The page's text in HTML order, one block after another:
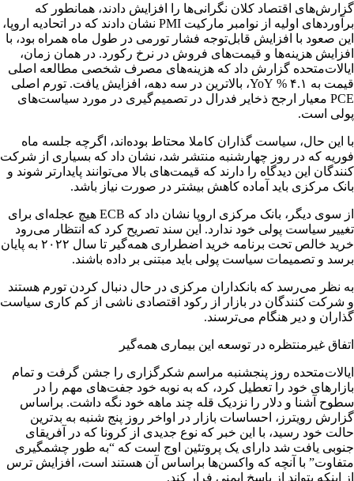
​​​​​​​​گزارش‌های اقتصاد کلان نگرانی‌ها را افزایش دادند، همانطور که
برآوردهای اولیه از نوامبر مارکیت PMI نشان دادند که در اتحادیه اروپا،
این صعود با افزایش قابل‌توجه فشار تورمی در طول ماه همراه بود، با
افزایش هزینه‌ها و قیمت‌های فروش در نرخ رکورد. ​در همان زمان،
ایالات‌متحده گزارش داد که هزینه‌های مصرف شخصی مطالعه اصلی
قیمت به ۴.۱ % YoY، بالاترین در سه دهه، افزایش یافت. ​تورم اصلی
PCE معیار ارجح ذخایر فدرال در تصمیم‌گیری در مورد سیاست‌های
پولی است. ​
با این حال، سیاست گذاران کاملا محتاط بوده‌اند، اگرچه جلسه ماه
فوریه که در روز چهارشنبه منتشر شد، نشان داد که بسیاری از شرکت
کنندگان این دیدگاه را دارند که قیمت‌های بالا می‌توانند پایدارتر شوند و
بانک مرکزی باید آماده کاهش بیشتر در صورت نیاز باشد. ​
از سوی دیگر، بانک مرکزی اروپا نشان داد که ECB هیچ عجله‌ای برای
تغییر سیاست پولی خود ندارد. ​این سند تصریح کرد که انتظار می‌رود
خرید خالص تحت برنامه خرید اضطراری همه‌گیر تا سال ۲۰۲۲ به پایان
برسد و تصمیمات سیاست پولی باید مبتنی بر داده باشند. ​
به نظر می‌رسد که بانکداران مرکزی در حال دنبال کردن تورم هستند
و شرکت کنندگان در بازار از رکود اقتصادی ناشی از کم کاری سیاست
گذاران و دیر هنگام می‌ترسند. ​
اتفاق غیرمنتظره در توسعه این بیماری همه‌گیر
​​​​​​​​ایالات‌متحده روز پنجشنبه مراسم شکرگزاری را جشن گرفت و تمام
بازارهای خود را تعطیل کرد، که به نوبه خود جفت‌های مهم را در
سطوح آشنا و دلار را نزدیک قله چند ماهه خود نگه داشت. ​براساس
گزارش رویترز، احساسات بازار در اواخر روز پنج شنبه به بدترین
حالت خود رسید، با این خبر که نوع جدیدی از کرونا که در آفریقای
جنوبی یافت شد دارای یک پروتئین اوج است که “به طور چشمگیری
متفاوت” با آنچه که واکسن‌ها براساس آن هستند است، افزایش ترس
از اینکه بتواند از پاسخ ایمنی فرار کند. ​